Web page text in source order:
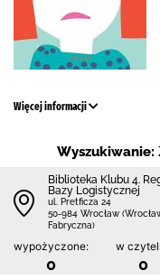
Więcej informacji
Wyszukiwanie:
Biblioteka Klubu 4.
Bazy Logistycznej
ul. Pretficza 24
50-984 Wrocław
Fabryczna)
wypożyczone:
0
w
0